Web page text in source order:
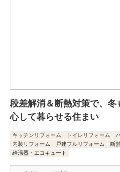
段差解消＆断熱対策で、
心して暮らせる住まい
キッチンリフォーム トイレリフォーム
内装リフォーム
戸建フルリフォーム 断
給湯器・エコキュート